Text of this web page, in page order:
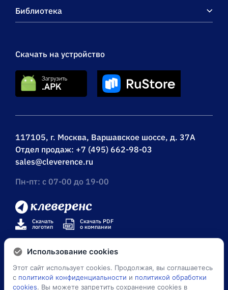
Использование cookies
Этот сайт использует cookies. Продолжая, вы соглашаетесь
с политикой конфиденциальности и политикой обработки
cookies. Вы можете запретить сохранение cookies в
117105, г. Москва, Варшавское шоссе, д. 37А
Отдел продаж: +7 (495) 662-98-03
sales@cleverence.ru
Пн-пт: с 07-00 до 19-00
Скачать на устройство
Скачать
логотип
Скачать PDF
о компании
Библиотека
© Клеверенс 2026